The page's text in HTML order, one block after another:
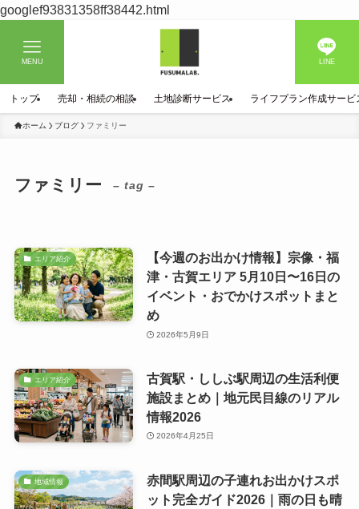
googlef93831358ff38442.html
LINE
MENU
トップ 売却・相続の相談 土地診断サービス ライフプラン作成サービ
ホーム ブログ ファミリー
ファミリー – tag –
エリア紹介
【今週のお出かけ情報】宗像・福
津・古賀エリア 5月10日〜16日の
イベント・おでかけスポットまと
め
2026年5月9日
エリア紹介
古賀駅・ししぶ駅周辺の生活利便
施設まとめ｜地元民目線のリアル
情報2026
2026年4月25日
地域情報
赤間駅周辺の子連れお出かけスポ
ット完全ガイド2026｜雨の日も晴